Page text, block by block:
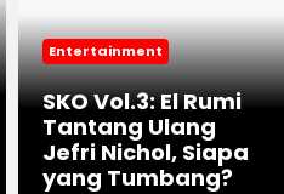
Entertainment
SKO Vol.3: El Rumi
Tantang Ulang
Jefri Nichol, Siapa
yang Tumbang?